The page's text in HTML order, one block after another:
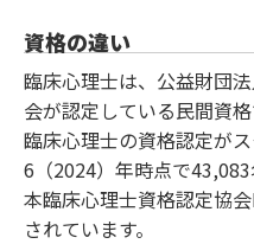
資格の違い
臨床心理士は、公益財団
会が認定している民間資格
臨床心理士の資格認定が
6（2024）年時点で
本臨床心理士資格認定協会
されています。